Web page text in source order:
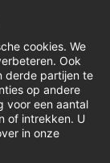
cookies. We
Ook
derde partijen te
op andere
voor een aantal
of intrekken. U
in onze